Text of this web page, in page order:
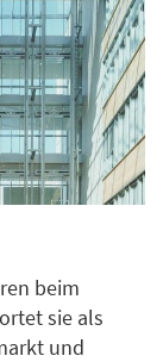
beim
sie als
und